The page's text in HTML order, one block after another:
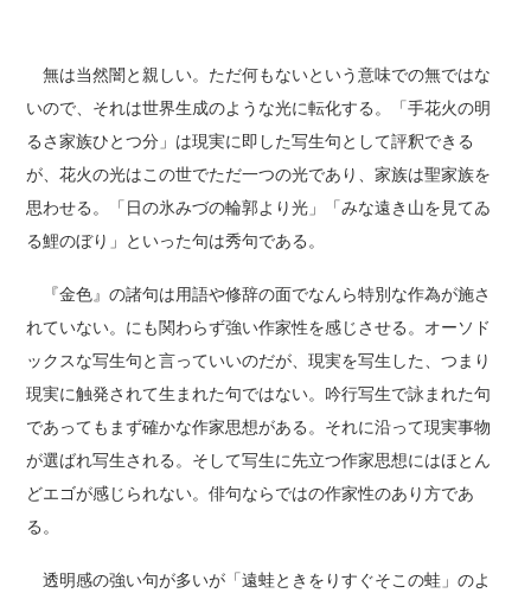
無は当然闇と親しい。ただ何もないという意味での無ではな
いので、それは世界生成のような光に転化する。「手花火の明
るさ家族ひとつ分」は現実に即した写生句として評釈できる
が、花火の光はこの世でただ一つの光であり、家族は聖家族を
思わせる。「日の氷みづの輪郭より光」「みな遠き山を見てゐ
る鯉のぼり」といった句は秀句である。
『金色』の諸句は用語や修辞の面でなんら特別な作為が施さ
れていない。にも関わらず強い作家性を感じさせる。オーソド
ックスな写生句と言っていいのだが、現実を写生した、つまり
現実に触発されて生まれた句ではない。吟行写生で詠まれた句
であってもまず確かな作家思想がある。それに沿って現実事物
が選ばれ写生される。そして写生に先立つ作家思想にはほとん
どエゴが感じられない。俳句ならではの作家性のあり方であ
る。
透明感の強い句が多いが「遠蛙ときをりすぐそこの蛙」のよ